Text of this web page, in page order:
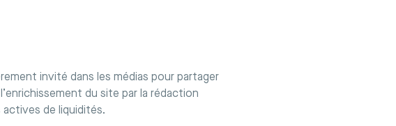
invité dans les médias pour partager
du site par la rédaction
actives de liquidités.